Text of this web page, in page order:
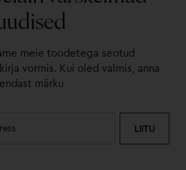
meie toodetega seotud
vormis. Kui oled valmis, anna
endast märku
LIITU